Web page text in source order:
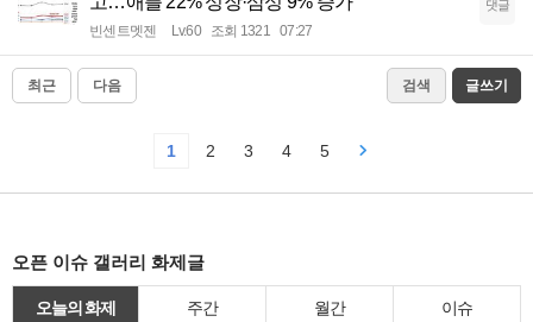
빈센트멧젠 Lv.60 조회 1321 07:27
댓글
최근 다음 검색 글쓰기
1 2 3 4 5
오픈 이슈 갤러리 화제글
오늘의 화제 주간 월간 이슈